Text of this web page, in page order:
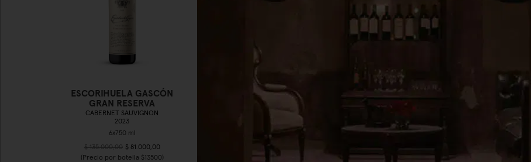
ESCORIHUELA GASCÓN
GRAN RESERVA
CABERNET SAUVIGNON
2023
$ 135.000,00 $ 81.000,00
(Precio por botella $13500)
ESCORIHUELA GASCÓN
GRAN RESERVA
(Precio por botella $13500)
ROSAURA ESCORIHUELA